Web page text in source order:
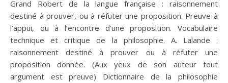
Grand Robert de la langue française : raisonnement
destiné à prouver, ou à réfuter une proposition. Preuve à
l’appui, ou à l’encontre d’une proposition. Vocabulaire
technique et critique de la philosophie. A. Lalande :
raisonnement destiné à prouver ou à réfuter une
proposition donnée. (Aux yeux de son auteur tout
argument est preuve) Dictionnaire de la philosophie